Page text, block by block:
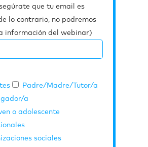
que tu email es
lo contrario, no podremos
información del webinar)
Padre/Madre/Tutor/a
a
o adolescente
sociales